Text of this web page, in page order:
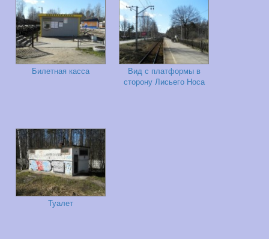
Билетная касса
Вид с платформы в
сторону Лисьего Носа
Туалет